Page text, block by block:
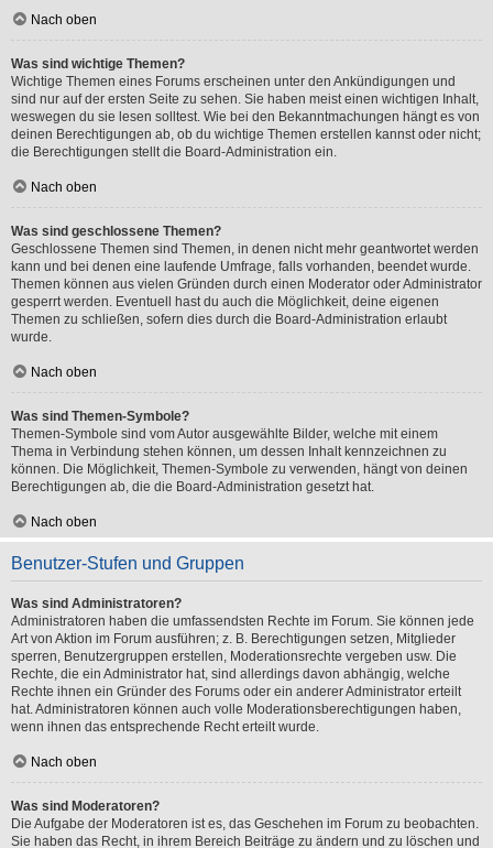
Nach oben
Was sind wichtige Themen?
Wichtige Themen eines Forums erscheinen unter den Ankündigungen und
sind nur auf der ersten Seite zu sehen. Sie haben meist einen wichtigen Inhalt,
weswegen du sie lesen solltest. Wie bei den Bekanntmachungen hängt es von
deinen Berechtigungen ab, ob du wichtige Themen erstellen kannst oder nicht;
die Berechtigungen stellt die Board-Administration ein.
Nach oben
Was sind geschlossene Themen?
Geschlossene Themen sind Themen, in denen nicht mehr geantwortet werden
kann und bei denen eine laufende Umfrage, falls vorhanden, beendet wurde.
Themen können aus vielen Gründen durch einen Moderator oder Administrator
gesperrt werden. Eventuell hast du auch die Möglichkeit, deine eigenen
Themen zu schließen, sofern dies durch die Board-Administration erlaubt
wurde.
Nach oben
Was sind Themen-Symbole?
Themen-Symbole sind vom Autor ausgewählte Bilder, welche mit einem
Thema in Verbindung stehen können, um dessen Inhalt kennzeichnen zu
können. Die Möglichkeit, Themen-Symbole zu verwenden, hängt von deinen
Berechtigungen ab, die die Board-Administration gesetzt hat.
Nach oben
Benutzer-Stufen und Gruppen
Was sind Administratoren?
Administratoren haben die umfassendsten Rechte im Forum. Sie können jede
Art von Aktion im Forum ausführen; z. B. Berechtigungen setzen, Mitglieder
sperren, Benutzergruppen erstellen, Moderationsrechte vergeben usw. Die
Rechte, die ein Administrator hat, sind allerdings davon abhängig, welche
Rechte ihnen ein Gründer des Forums oder ein anderer Administrator erteilt
hat. Administratoren können auch volle Moderationsberechtigungen haben,
wenn ihnen das entsprechende Recht erteilt wurde.
Nach oben
Was sind Moderatoren?
Die Aufgabe der Moderatoren ist es, das Geschehen im Forum zu beobachten.
Sie haben das Recht, in ihrem Bereich Beiträge zu ändern und zu löschen und